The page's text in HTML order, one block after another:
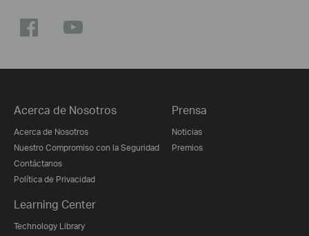
Acerca de Nosotros
Acerca de Nosotros
Nuestro Compromiso con la Seguridad
Contáctanos
Política de Privacidad
Prensa
Noticias
Premios
Learning Center
Technology Library